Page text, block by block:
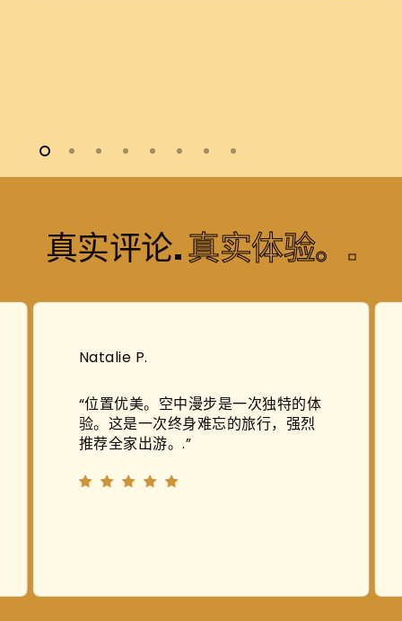
真实评论.真实体验。.
Carol G.
“我们从拉斯维加斯驱车前往大峡谷。
大约 2 个小时。大巴车频繁行驶，带
我们欣赏美景。我们拍了很多照片。